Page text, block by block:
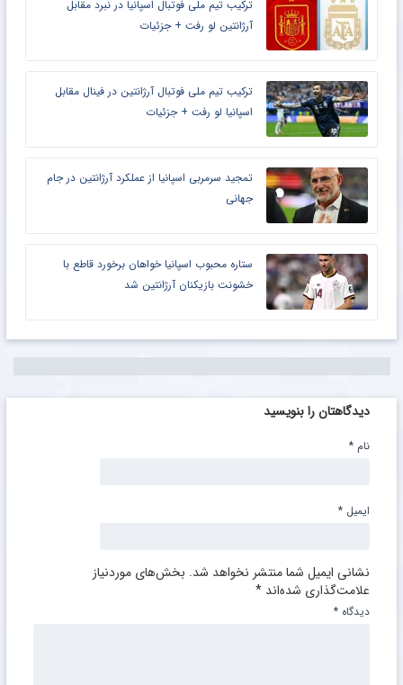
ترکیب تیم ملی فوتبال اسپانیا در نبرد مقابل
آرژانتین لو رفت + جزئیات
ترکیب تیم ملی فوتبال آرژانتین در فینال مقابل
اسپانیا لو رفت + جزئیات
تمجید سرمربی اسپانیا از عملکرد آرژانتین در جام
جهانی
ستاره محبوب اسپانیا خواهان برخورد قاطع با
خشونت بازیکنان آرژانتین شد
دیدگاهتان را بنویسید
نشانی ایمیل شما منتشر نخواهد شد. بخش‌های موردنیاز
علامت‌گذاری شده‌اند *
دیدگاه *
نام *
ایمیل *